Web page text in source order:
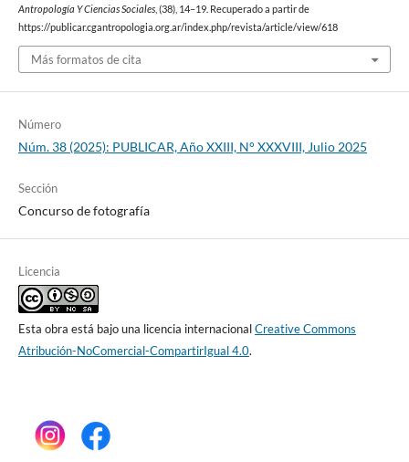
Antropología Y Ciencias Sociales, (38), 14–19. Recuperado a partir de
https://publicar.cgantropologia.org.ar/index.php/revista/article/view/618
Más formatos de cita
Número
Núm. 38 (2025): PUBLICAR, Año XXIII, N° XXXVIII, Julio 2025
Sección
Concurso de fotografía
Licencia
Esta obra está bajo una licencia internacionalCreative Commons
Atribución-NoComercial-CompartirIgual 4.0.